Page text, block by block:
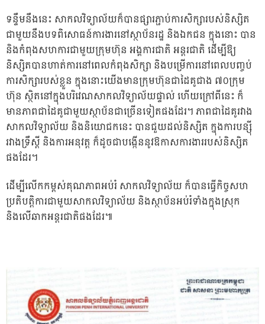
ទន្ទឹមនឹងនេះ សាកលវិទ្យាល័យក៏បានផ្សារភ្ជាប់ការសិក្សារបស់និស្សិត
ជាមួយនឹងបទពិសោធន៍ការងារនៅស្ថាប័នរដ្ឋ និងឯកជន ក្នុងនោះ បាន
និងកំពុងសហការជាមួយក្រុមហ៊ុន អង្គការជាតិ អន្តរជាតិ ដើម្បីឱ្យ
និស្សិតបានហាត់ការនៅពេលកំពុងសិក្សា និងបម្រើការនៅពេលបញ្ចប់
ការសិក្សារបស់ខ្លួន ក្នុងនោះយើងមានក្រុមហ៊ុនជាដៃគូជាង ៧០ក្រុម
ហ៊ុន ស្ថិតនៅក្នុងបរិវេណសាកលវិទ្យាល័យផ្ទាល់ ហើយក្រៅពីនេះ ក៏
មានភាពជាដៃគូជាមួយស្ថាប័នជាច្រើនទៀតផងដែរ។ ភាពជាដៃគូរវាង
សាកលវិទ្យាល័យ និងនិយោជកនេះ បានជួយដល់និស្សិត ក្នុងការបន្ស៊ី
រវាងទ្រឹស្តី និងការអនុវត្ត ក៏ដូចជាបង្កើននូវឱកាសការងាររបស់និស្សិត
ផងដែរ។
ដើម្បីលើកកម្ពស់គុណភាពអប់រំ សាកលវិទ្យាល័យ ក៏បានធ្វើកិច្ចសហ
ប្រតិបត្តិការជាមួយសាកលវិទ្យាល័យ និងស្ថាប័នអប់រំទាំងក្នុងស្រុក
និងលើឆាកអន្តរជាតិផងដែរ៕